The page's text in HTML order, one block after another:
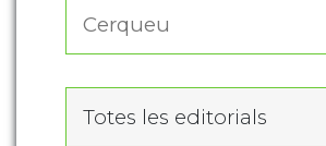
Totes les editorials